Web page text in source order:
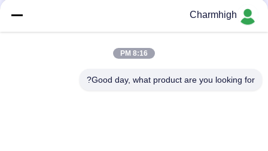
Charmhigh
8:16 PM
Good day, what product are you looking for?